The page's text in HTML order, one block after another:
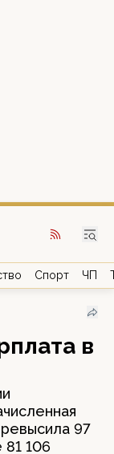
Спорт ЧП
в
97
81 106